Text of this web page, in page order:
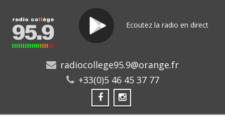
Ecoutez la radio en direct
radiocollege95.9@orange.fr
+33(0)5 46 45 37 77